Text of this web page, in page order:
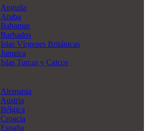
Anguila
Aruba
Bahamas
Barbados
Islas Vírgenes Británicas
Jamaica
Islas Turcas y Caicos
Alemania
Austria
Bélgica
Croacia
España